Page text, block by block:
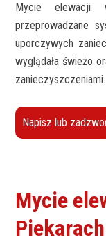
Mycie elewacji
przeprowadzane
uporczywych
wyglądała świeżo
zanieczyszczeniami.
Napisz lub
Mycie